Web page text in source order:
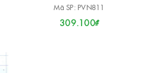
Mã SP: PVN811
309.100₫